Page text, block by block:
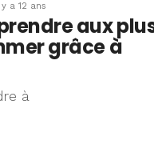
y a 12 ans
aux
grâce à
à